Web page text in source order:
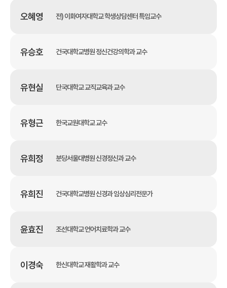
오혜영 전) 이화여자대학교 학생상담센터 특임교수
유승호 건국대학교병원 정신건강의학과 교수
유현실 단국대학교 교직교육과 교수
유형근 한국교원대학교 교수
유희정 분당서울대병원 신경정신과 교수
유희진 건국대학교병원 신경과 임상심리전문가
윤효진 조선대학교 언어치료학과 교수
이경숙 한신대학교 재활학과 교수